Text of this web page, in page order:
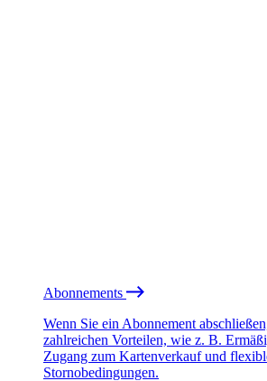
Abonnements
Wenn Sie ein Abonnement
zahlreichen Vorteilen, wie z. B.
Zugang zum Kartenverkauf und
Stornobedingungen.